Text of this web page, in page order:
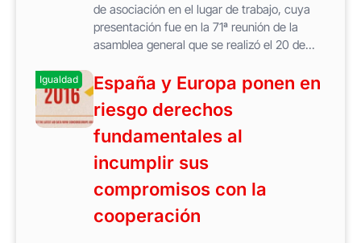
de asociación en el lugar de trabajo, cuya
presentación fue en la 71ª reunión de la
asamblea general que se realizó el 20 de...
Igualdad
España y Europa ponen en
riesgo derechos
fundamentales al
incumplir sus
compromisos con la
cooperación